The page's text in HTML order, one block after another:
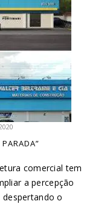
comercial tem
a percepção
o